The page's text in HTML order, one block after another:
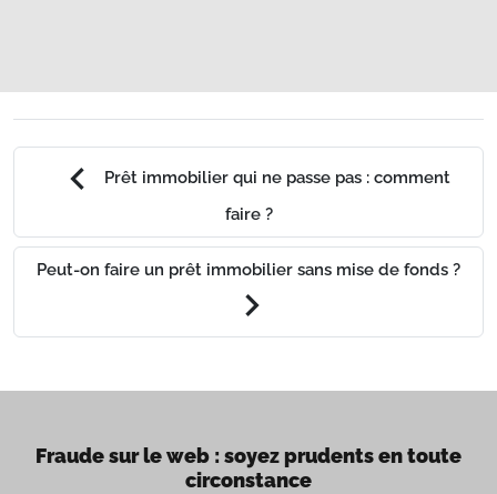
chevron_left
Prêt immobilier qui ne passe pas : comment
faire ?
Peut-on faire un prêt immobilier sans mise de fonds ?
chevron_right
Fraude sur le web : soyez prudents en toute
circonstance